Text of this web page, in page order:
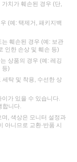
치가 훼손된 경우 (단,
(예: 택제거, 패키지백
훼손된 경우 (예: 보관
인한 손상 및 훼손 등)
상품의 경우 (예: 레깅
등)
세탁 및 착용, 수선한 상
가 있을 수 있습니다.
합니다.
, 색상은 모니터 설정과
아니므로 교환·반품 시